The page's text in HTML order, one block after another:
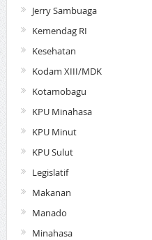
Jerry Sambuaga
Kemendag RI
Kesehatan
Kodam XIII/MDK
Kotamobagu
KPU Minahasa
KPU Minut
KPU Sulut
Legislatif
Makanan
Manado
Minahasa